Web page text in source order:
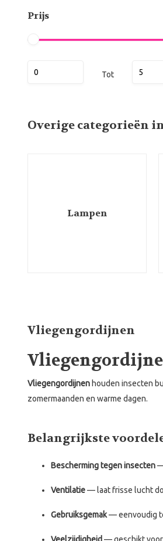
Prijs
Tot
Overige categorieën
Lampen
Vliegengordijnen
Vliegengordijnen houden insecten
zomermaanden en warme dagen.
Belangrijkste
Bescherming tegen insecten
Ventilatie— laat frisse lucht
Gebruiksgemak— eenvoudig